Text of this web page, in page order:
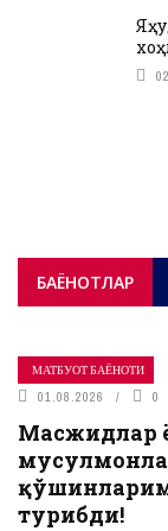
БАЁНОТЛАР
МАТБУОТ БАЁНОТИ
01.08.2026 0
Масжидлар
турибди!